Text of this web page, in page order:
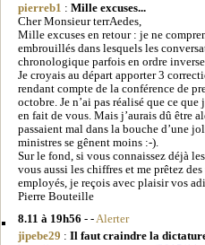
pierreb1 : Mille excuses...
Cher Monsieur terrAedes,
Mille excuses en retour : je ne
embrouillés dans lesquels les
chronologique parfois en ordre inverse.
Je croyais au départ apporter 3
rendant compte de la conférence de
octobre. Je n’ai pas réalisé que ce
en fait de vous. Mais j’aurais dû être
passaient mal dans la bouche d’une
ministres se gênent moins :-).
Sur le fond, si vous connaissez déjà
vous aussi les chiffres et me prêtez
employés, je reçois avec plaisir vos
Pierre Bouteille
8.11 à 19h56 - - Alerter
jipebe29 : Il faut craindre la